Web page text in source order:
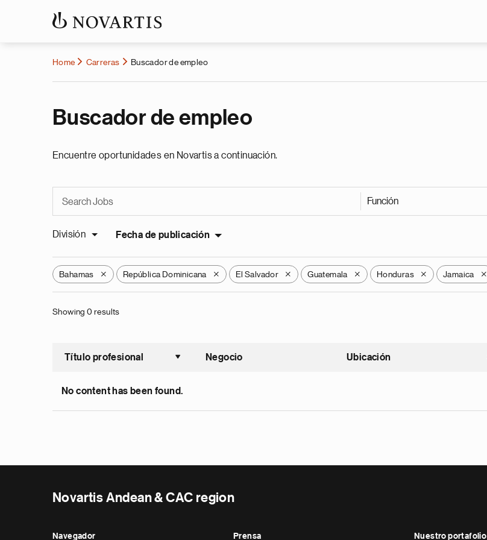
Home Carreras Buscador de empleo
Buscador de empleo
Encuentre oportunidades en Novartis a continuación.
Función
División Fecha de publicación
Bahamas X República Dominicana X El Salvador X Guatemala X Honduras X Jamaica X
Showing 0 results
Título profesional
Ordenar ascendente
Negocio Ubicación
No content has been found.
Novartis Andean & CAC region
Navegador Prensa Nuestro portafolio